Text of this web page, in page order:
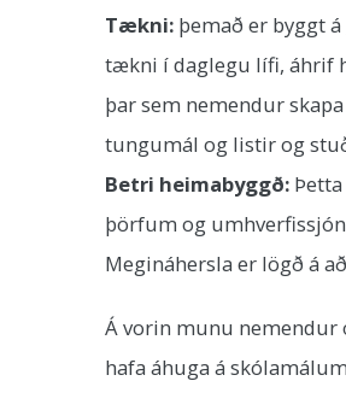
Tækni: þemað er byggt
tækni í daglegu lífi, áhrif
þar sem nemendur
tungumál og listir og
Betri heimabyggð:
þörfum og
Megináhersla er lögð á
Á vorin munu nemendur
hafa áhuga á